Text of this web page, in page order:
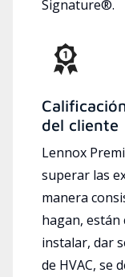
Signature®.
del cliente
Lennox
superar las
manera
hagan, están
instalar, dar
de HVAC, se